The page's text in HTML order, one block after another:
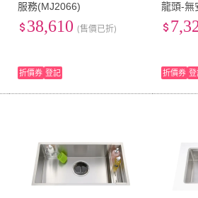
服務(MJ2066)
38,610 (售價已折)
折價券 登記
龍頭-無
折價券 登